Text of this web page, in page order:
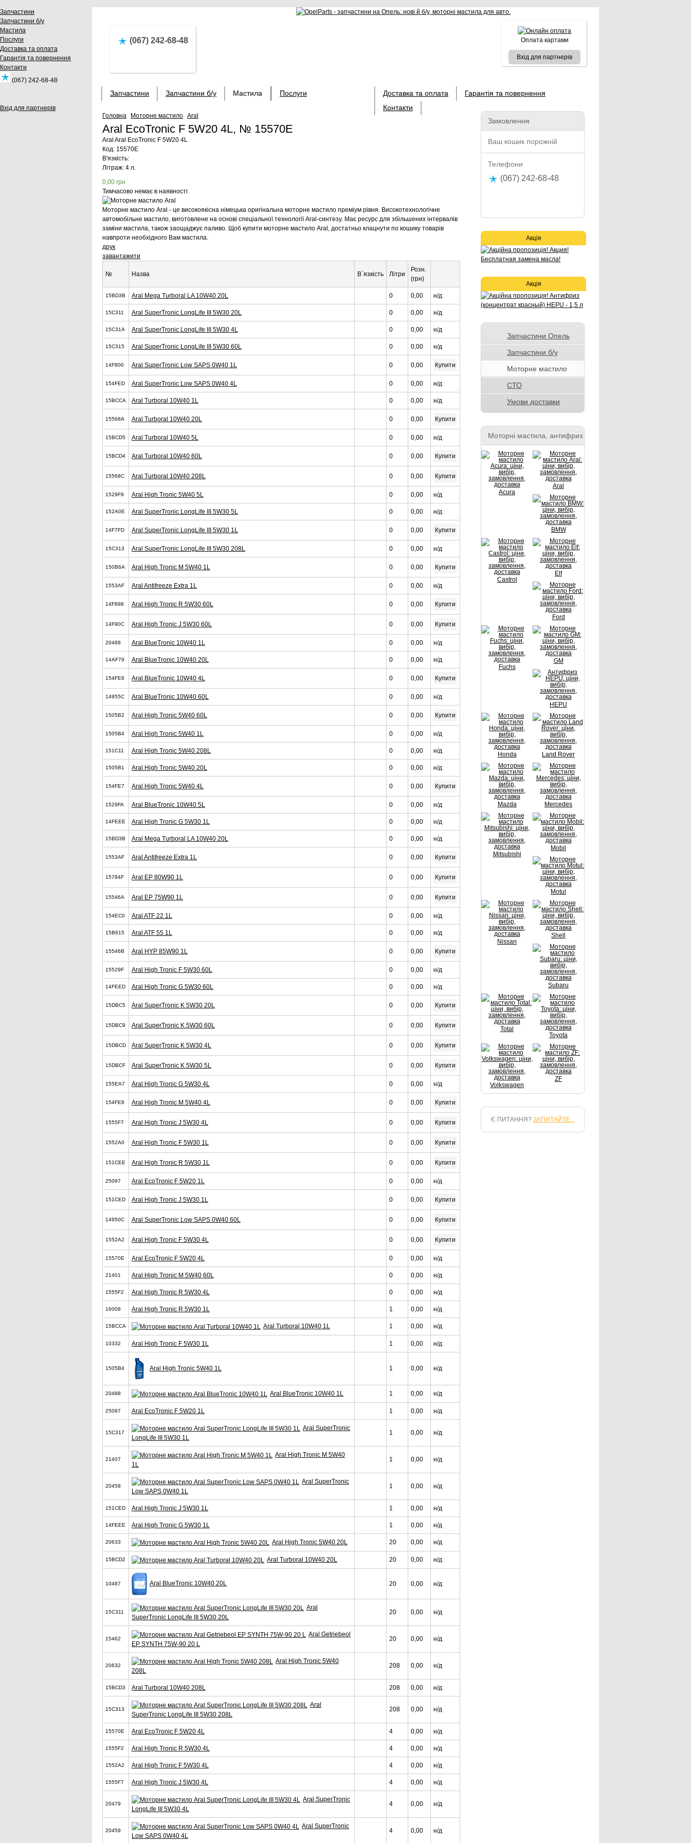
Запчастини
Запчастини б/у
Мастила
Послуги
Доставка та оплата
Гарантія та повернення
Контакти
(067) 242-68-48
Вхід для партнерів
(067) 242-68-48 Оплата картами
Вхід для партнерів
Запчастини Запчастини б/у Мастила Послуги Доставка та оплата
Гарантія та повернення
Контакти
Головна Моторне мастило Aral
Aral EcoTronic F 5W20 4L, № 15570E
Aral Aral EcoTronic F 5W20 4L
Код: 15570E
В'язкість:
Літраж: 4 л.
0,00 грн
Тимчасово немає в наявності
Моторне мастило Aral - це високоякісна німецька оригінальна моторне мастило преміум рівня. Високотехнологічне
автомобільне мастило, виготовлене на основі спеціальної технології Aral-синтезу. Має ресурс для збільшених інтервалів
заміни мастила, також заощаджує паливо. Щоб купити моторне мастило Aral, достатньо клацнути по кошику товарів
навпроти необхідного Вам мастила.
друк
завантажити
№ Назва В`язкість Літри
Розн.
(грн)
15BD3B Aral Mega Turboral LA 10W40 20L 0 0,00 н/д
15C311 Aral SuperTronic LongLife III 5W30 20L 0 0,00 н/д
15C31A Aral SuperTronic LongLife III 5W30 4L 0 0,00 н/д
15C315 Aral SuperTronic LongLife III 5W30 60L 0 0,00 н/д
14F800 Aral SuperTronic Low SAPS 0W40 1L 0 0,00 Купити
154FED Aral SuperTronic Low SAPS 0W40 4L 0 0,00 н/д
15BCCA Aral Turboral 10W40 1L 0 0,00 н/д
15568A Aral Turboral 10W40 20L 0 0,00 Купити
15BCD5 Aral Turboral 10W40 5L 0 0,00 н/д
15BCD4 Aral Turboral 10W40 60L 0 0,00 Купити
15568C Aral Turboral 10W40 208L 0 0,00 Купити
1529F9 Aral High Tronic 5W40 5L 0 0,00 н/д
152A0E Aral SuperTronic LongLife III 5W30 5L 0 0,00 н/д
14F7FD Aral SuperTronic LongLife III 5W30 1L 0 0,00 Купити
15C313 Aral SuperTronic LongLife III 5W30 208L 0 0,00 н/д
150B6A Aral High Tronic M 5W40 1L 0 0,00 Купити
1553AF Aral Antifreeze Extra 1L 0 0,00 н/д
14F898 Aral High Tronic R 5W30 60L 0 0,00 Купити
14F90C Aral High Tronic J 5W30 60L 0 0,00 Купити
20488 Aral BlueTronic 10W40 1L 0 0,00 н/д
14AF79 Aral BlueTronic 10W40 20L 0 0,00 н/д
154FE6 Aral BlueTronic 10W40 4L 0 0,00 Купити
14955C Aral BlueTronic 10W40 60L 0 0,00 н/д
1505B2 Aral High Tronic 5W40 60L 0 0,00 Купити
1505B4 Aral High Tronic 5W40 1L 0 0,00 н/д
151C11 Aral High Tronic 5W40 208L 0 0,00 н/д
1505B1 Aral High Tronic 5W40 20L 0 0,00 н/д
154FE7 Aral High Tronic 5W40 4L 0 0,00 Купити
1529FA Aral BlueTronic 10W40 5L 0 0,00 н/д
14FEEE Aral High Tronic G 5W30 1L 0 0,00 н/д
15BD3B Aral Mega Turboral LA 10W40 20L 0 0,00 н/д
1553AF Aral Antifreeze Extra 1L 0 0,00 Купити
15784F Aral EP 80W90 1L 0 0,00 Купити
15546A Aral EP 75W90 1L 0 0,00 Купити
154EC0 Aral ATF 22 1L 0 0,00 н/д
15B615 Aral ATF 55 1L 0 0,00 н/д
15546B Aral HYP 85W90 1L 0 0,00 Купити
15529F Aral High Tronic F 5W30 60L 0 0,00 н/д
14FEED Aral High Tronic G 5W30 60L 0 0,00 н/д
15DBC5 Aral SuperTronic K 5W30 20L 0 0,00 Купити
15DBC9 Aral SuperTronic K 5W30 60L 0 0,00 Купити
15DBCD Aral SuperTronic K 5W30 4L 0 0,00 Купити
15DBCF Aral SuperTronic K 5W30 5L 0 0,00 Купити
155EA7 Aral High Tronic G 5W30 4L 0 0,00 н/д
154FE8 Aral High Tronic M 5W40 4L 0 0,00 Купити
1555F7 Aral High Tronic J 5W30 4L 0 0,00 Купити
1552A0 Aral High Tronic F 5W30 1L 0 0,00 Купити
151CEE Aral High Tronic R 5W30 1L 0 0,00 Купити
25097 Aral EcoTronic F 5W20 1L 0 0,00 н/д
151CED Aral High Tronic J 5W30 1L 0 0,00 Купити
14950C Aral SuperTronic Low SAPS 0W40 60L 0 0,00 Купити
1552A2 Aral High Tronic F 5W30 4L 0 0,00 Купити
15570E Aral EcoTronic F 5W20 4L 0 0,00 н/д
21401 Aral High Tronic M 5W40 60L 0 0,00 н/д
1555F2 Aral High Tronic R 5W30 4L 0 0,00 н/д
16008 Aral High Tronic R 5W30 1L 1 0,00 н/д
15BCCA Aral Turboral 10W40 1L 1 0,00 н/д
10332 Aral High Tronic F 5W30 1L 1 0,00 н/д
1505B4 Aral High Tronic 5W40 1L 1 0,00 н/д
20488 Aral BlueTronic 10W40 1L 1 0,00 н/д
25097 Aral EcoTronic F 5W20 1L 1 0,00 н/д
15C317
Aral SuperTronic
LongLife III 5W30 1L
1 0,00 н/д
21407
Aral High Tronic M 5W40
1L
1 0,00 н/д
20458
Aral SuperTronic
Low SAPS 0W40 1L
1 0,00 н/д
151CED Aral High Tronic J 5W30 1L 1 0,00 н/д
14FEEE Aral High Tronic G 5W30 1L 1 0,00 н/д
20633 Aral High Tronic 5W40 20L 20 0,00 н/д
15BCD2 Aral Turboral 10W40 20L 20 0,00 н/д
10487 Aral BlueTronic 10W40 20L 20 0,00 н/д
15C311
Aral
SuperTronic LongLife III 5W30 20L
20 0,00 н/д
15462
Aral Getriebeol
EP SYNTH 75W-90 20 L
20 0,00 н/д
20632
Aral High Tronic 5W40
208L
208 0,00 н/д
15BCD3 Aral Turboral 10W40 208L 208 0,00 н/д
15C313
Aral
SuperTronic LongLife III 5W30 208L
208 0,00 н/д
15570E Aral EcoTronic F 5W20 4L 4 0,00 н/д
1555F2 Aral High Tronic R 5W30 4L 4 0,00 н/д
1552A2 Aral High Tronic F 5W30 4L 4 0,00 н/д
1555F7 Aral High Tronic J 5W30 4L 4 0,00 н/д
20479
Aral SuperTronic
LongLife III 5W30 4L
4 0,00 н/д
20459
Aral SuperTronic
Low SAPS 0W40 4L
4 0,00 н/д
Замовлення
Ваш кошик порожній
Телефони
(067) 242-68-48
Акція
Акція
Запчастини Опель
Запчастини б/у
Моторне мастило
СТО
Умови доставки
Моторні мастила, антифриз
Acura
Aral
BMW
Castrol
Elf
Ford
Fuchs
GM
HEPU
Honda Land Rover
Mazda Mercedes
Mitsubishi
Mobil
Motul
Nissan
Shell
Subaru
Total
Toyota
Volkswagen
ZF
Є ПИТАННЯ? ЗАПИТАЙТЕ...